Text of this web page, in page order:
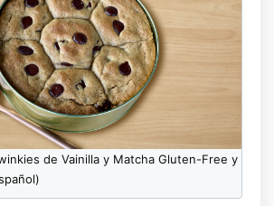
de Vainilla y Matcha Gluten-Free y